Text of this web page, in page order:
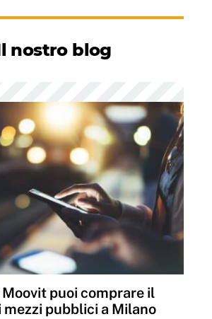
nostro blog
Moovit puoi comprare il
pubblici a Milano